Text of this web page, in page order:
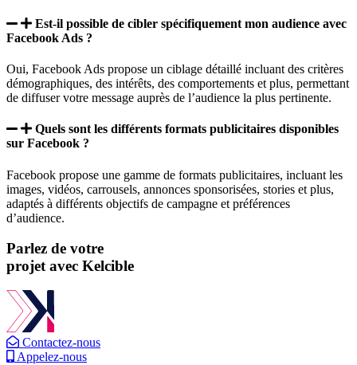
Est-il possible de cibler spécifiquement mon audience avec
Facebook Ads ?
Oui, Facebook Ads propose un ciblage détaillé incluant des critères
démographiques, des intérêts, des comportements et plus, permettant
de diffuser votre message auprès de l’audience la plus pertinente.
Quels sont les différents formats publicitaires disponibles
sur Facebook ?
Facebook propose une gamme de formats publicitaires, incluant les
images, vidéos, carrousels, annonces sponsorisées, stories et plus,
adaptés à différents objectifs de campagne et préférences
d’audience.
Parlez de votre
projetavec Kelcible
Contactez-nous
Appelez-nous